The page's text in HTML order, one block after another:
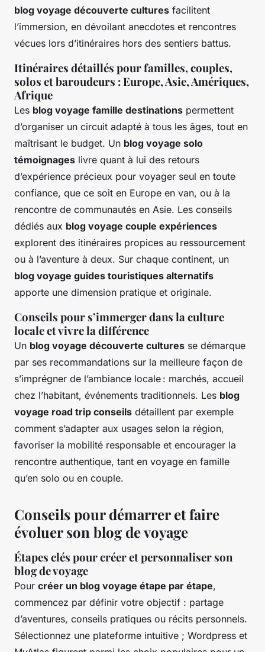
blog voyage découverte cultures facilitent
l’immersion, en dévoilant anecdotes et rencontres
vécues lors d’itinéraires hors des sentiers battus.
Itinéraires détaillés pour familles, couples,
solos et baroudeurs : Europe, Asie, Amériques,
Afrique
Les blog voyage famille destinations permettent
d’organiser un circuit adapté à tous les âges, tout en
maîtrisant le budget. Un blog voyage solo
témoignages livre quant à lui des retours
d’expérience précieux pour voyager seul en toute
confiance, que ce soit en Europe en van, ou à la
rencontre de communautés en Asie. Les conseils
dédiés aux blog voyage couple expériences
explorent des itinéraires propices au ressourcement
ou à l’aventure à deux. Sur chaque continent, un
blog voyage guides touristiques alternatifs
apporte une dimension pratique et originale.
Conseils pour s’immerger dans la culture
locale et vivre la différence
Un blog voyage découverte cultures se démarque
par ses recommandations sur la meilleure façon de
s’imprégner de l’ambiance locale : marchés, accueil
chez l’habitant, événements traditionnels. Les blog
voyage road trip conseils détaillent par exemple
comment s’adapter aux usages selon la région,
favoriser la mobilité responsable et encourager la
rencontre authentique, tant en voyage en famille
qu’en solo ou en couple.
Conseils pour démarrer et faire
évoluer son blog de voyage
Étapes clés pour créer et personnaliser son
blog de voyage
Pour créer un blog voyage étape par étape,
commencez par définir votre objectif : partage
d’aventures, conseils pratiques ou récits personnels.
Sélectionnez une plateforme intuitive ; Wordpress et